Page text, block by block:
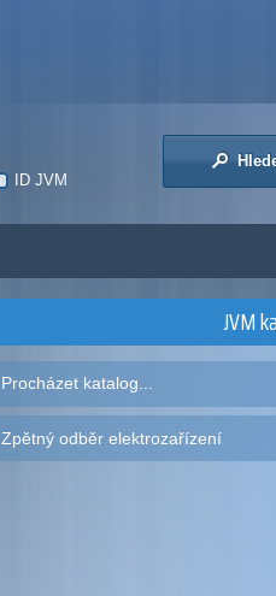
ID JVM
JVM
Procházet katalog...
Zpětný odběr elektrozařízení